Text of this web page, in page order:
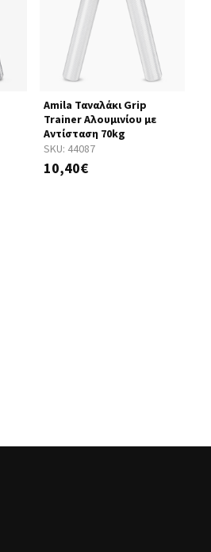
SKU: 44087
Amila Ταναλάκι Grip
Trainer Αλουμινίου με
Αντίσταση 70kg
10,40€